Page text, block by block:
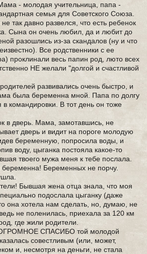
- молодая учительница, папа -
семья для Советского Союза.
так давно развелся, что есть ребенок
Сына он очень любил, да и любит до
разошлись из-за скандалов (ну и что
Все родственники с ее
проклинали весь папин род, люто всех
НЕ желали "долгой и счастливой
развивались очень быстро, и
была беременна мной. Папа по долгу
в командировки. В тот день он тоже
в дверь. Мама, замотавшись, не
дверь и видит на пороге молодую
беременную, попросила воды, и
воду, цыганка постояла какое-то
твоего мужа меня к тебе послала.
беременна! Беременных не порчу.
Бывшая жена отца знала, что моя
подослала цыганку (даже
она хотела нам сделать, но, думаю, не
не поленилась, приехала за 120 км
где жили родители.
ОГРОМНОЕ СПАСИБО той молодой
совестливым (или, может,
и, несмотря на деньги, не стала